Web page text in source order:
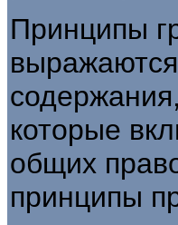
Принципы
которые
общих
принципы